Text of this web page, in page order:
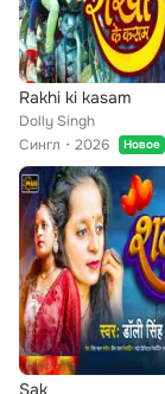
Rakhi ki kasam
Dolly Singh
Сингл
2026 Новое
Sak